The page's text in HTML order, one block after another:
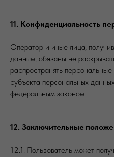
11. Конфиденциальность
Оператор и иные лица,
данным, обязаны не
распространять
субъекта персональных
федеральным законом.
12. Заключительные
12.1. Пользователь может